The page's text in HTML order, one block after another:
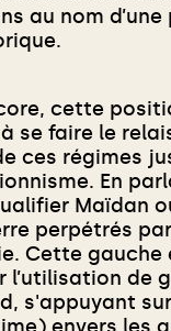
au nom d’une
cette
se faire le
ces régimes
En
Maïdan
perpétrés par
Cette
l’utilisation de
s'appuyant